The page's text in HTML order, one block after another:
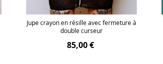
Jupe crayon en résille avec fermeture à
double curseur
85,00 €